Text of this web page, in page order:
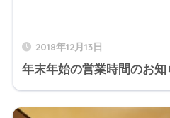
2018年12月13日
年末年始の営業時間のお知